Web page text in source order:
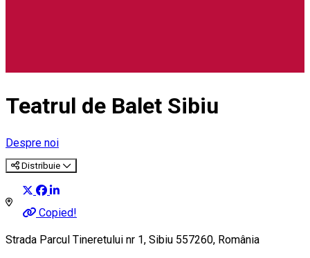
Teatrul de Balet Sibiu
Despre noi
Distribuie
Copied!
Strada Parcul Tineretului nr 1, Sibiu 557260, România